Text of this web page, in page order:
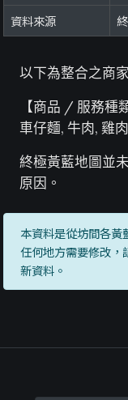
資料來源
以下為整合之商
【商品 / 服務種
車仔麵, 牛肉, 雞
終極黃藍地圖並
原因。
本資料是從坊間各
任何地方需要修改，
新資料。